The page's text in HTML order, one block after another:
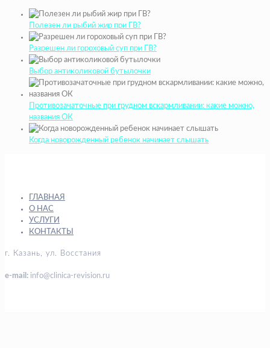
Полезен ли рыбий жир при ГВ?
Разрешен ли гороховый суп при ГВ?
Выбор антиколиковой бутылочки
Противозачаточные при грудном вскармливании: какие можно,
названия ОК
Когда новорожденный ребенок начинает слышать
ГЛАВНАЯ
О НАС
УСЛУГИ
КОНТАКТЫ
г. Казань, ул. Восстания
e-mail: info@clinica-revision.ru